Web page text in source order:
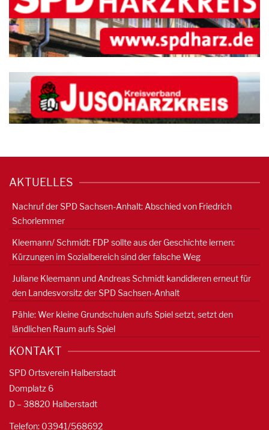
AKTUELLES
Nachruf der SPD Sachsen-Anhalt: Abschied von Friedrich
Schorlemmer
Kleemann/ Schmidt: FDP sollte aus der Geschichte lernen:
Kürzungen im Sozialbereich sind der falsche Weg
Juliane Kleemann und Andreas Schmidt kandidieren erneut für
den Landesvorsitz der SPD Sachsen-Anhalt
Pähle: Wer kleine Grundschulen aufs Spiel setzt, setzt den
ländlichen Raum aufs Spiel
KONTAKT
SPD Ortsverein Halberstadt
Domplatz 6
D – 38820 Halberstadt
Telefon: 03941/568692